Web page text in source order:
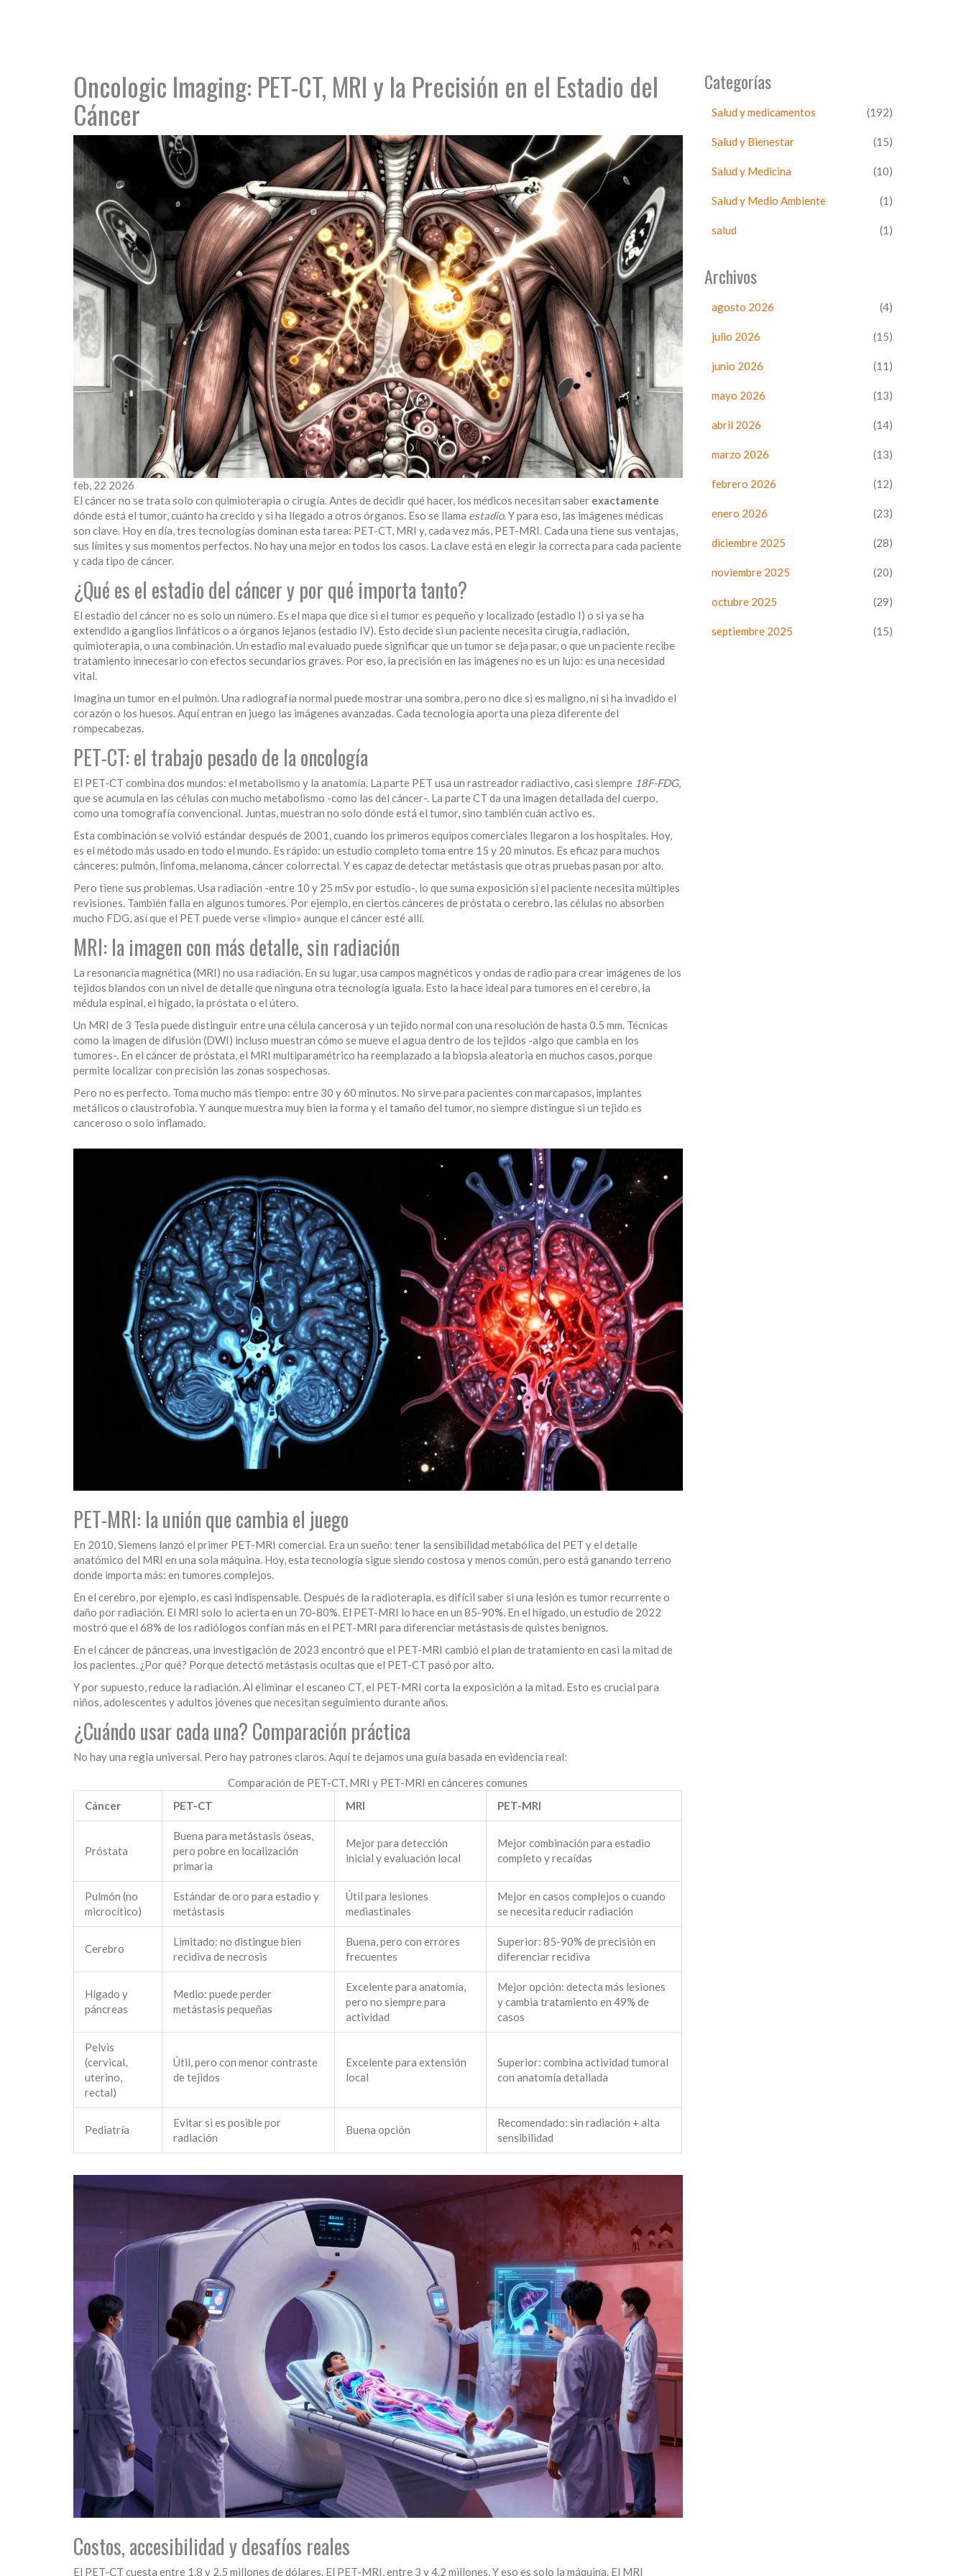
Oncologic Imaging: PET-CT, MRI y la Precisión en el Estadio del
Cáncer
feb, 22 2026
El cáncer no se trata solo con quimioterapia o cirugía. Antes de decidir qué hacer, los médicos necesitan saber exactamente
dónde está el tumor, cuánto ha crecido y si ha llegado a otros órganos. Eso se llama estadio. Y para eso, las imágenes médicas
son clave. Hoy en día, tres tecnologías dominan esta tarea: PET-CT, MRI y, cada vez más, PET-MRI. Cada una tiene sus ventajas,
sus límites y sus momentos perfectos. No hay una mejor en todos los casos. La clave está en elegir la correcta para cada paciente
y cada tipo de cáncer.
¿Qué es el estadio del cáncer y por qué importa tanto?
El estadio del cáncer no es solo un número. Es el mapa que dice si el tumor es pequeño y localizado (estadio I) o si ya se ha
extendido a ganglios linfáticos o a órganos lejanos (estadio IV). Esto decide si un paciente necesita cirugía, radiación,
quimioterapia, o una combinación. Un estadio mal evaluado puede significar que un tumor se deja pasar, o que un paciente recibe
tratamiento innecesario con efectos secundarios graves. Por eso, la precisión en las imágenes no es un lujo: es una necesidad
vital.
Imagina un tumor en el pulmón. Una radiografía normal puede mostrar una sombra, pero no dice si es maligno, ni si ha invadido el
corazón o los huesos. Aquí entran en juego las imágenes avanzadas. Cada tecnología aporta una pieza diferente del
rompecabezas.
PET-CT: el trabajo pesado de la oncología
El PET-CT combina dos mundos: el metabolismo y la anatomía. La parte PET usa un rastreador radiactivo, casi siempre 18F-FDG,
que se acumula en las células con mucho metabolismo -como las del cáncer-. La parte CT da una imagen detallada del cuerpo,
como una tomografía convencional. Juntas, muestran no solo dónde está el tumor, sino también cuán activo es.
Esta combinación se volvió estándar después de 2001, cuando los primeros equipos comerciales llegaron a los hospitales. Hoy,
es el método más usado en todo el mundo. Es rápido: un estudio completo toma entre 15 y 20 minutos. Es eficaz para muchos
cánceres: pulmón, linfoma, melanoma, cáncer colorrectal. Y es capaz de detectar metástasis que otras pruebas pasan por alto.
Pero tiene sus problemas. Usa radiación -entre 10 y 25 mSv por estudio-, lo que suma exposición si el paciente necesita múltiples
revisiones. También falla en algunos tumores. Por ejemplo, en ciertos cánceres de próstata o cerebro, las células no absorben
mucho FDG, así que el PET puede verse «limpio» aunque el cáncer esté allí.
MRI: la imagen con más detalle, sin radiación
La resonancia magnética (MRI) no usa radiación. En su lugar, usa campos magnéticos y ondas de radio para crear imágenes de los
tejidos blandos con un nivel de detalle que ninguna otra tecnología iguala. Esto la hace ideal para tumores en el cerebro, la
médula espinal, el hígado, la próstata o el útero.
Un MRI de 3 Tesla puede distinguir entre una célula cancerosa y un tejido normal con una resolución de hasta 0.5 mm. Técnicas
como la imagen de difusión (DWI) incluso muestran cómo se mueve el agua dentro de los tejidos -algo que cambia en los
tumores-. En el cáncer de próstata, el MRI multiparamétrico ha reemplazado a la biopsia aleatoria en muchos casos, porque
permite localizar con precisión las zonas sospechosas.
Pero no es perfecto. Toma mucho más tiempo: entre 30 y 60 minutos. No sirve para pacientes con marcapasos, implantes
metálicos o claustrofobia. Y aunque muestra muy bien la forma y el tamaño del tumor, no siempre distingue si un tejido es
canceroso o solo inflamado.
PET-MRI: la unión que cambia el juego
En 2010, Siemens lanzó el primer PET-MRI comercial. Era un sueño: tener la sensibilidad metabólica del PET y el detalle
anatómico del MRI en una sola máquina. Hoy, esta tecnología sigue siendo costosa y menos común, pero está ganando terreno
donde importa más: en tumores complejos.
En el cerebro, por ejemplo, es casi indispensable. Después de la radioterapia, es difícil saber si una lesión es tumor recurrente o
daño por radiación. El MRI solo lo acierta en un 70-80%. El PET-MRI lo hace en un 85-90%. En el hígado, un estudio de 2022
mostró que el 68% de los radiólogos confían más en el PET-MRI para diferenciar metástasis de quistes benignos.
En el cáncer de páncreas, una investigación de 2023 encontró que el PET-MRI cambió el plan de tratamiento en casi la mitad de
los pacientes. ¿Por qué? Porque detectó metástasis ocultas que el PET-CT pasó por alto.
Y por supuesto, reduce la radiación. Al eliminar el escaneo CT, el PET-MRI corta la exposición a la mitad. Esto es crucial para
niños, adolescentes y adultos jóvenes que necesitan seguimiento durante años.
¿Cuándo usar cada una? Comparación práctica
No hay una regla universal. Pero hay patrones claros. Aquí te dejamos una guía basada en evidencia real:
Comparación de PET-CT, MRI y PET-MRI en cánceres comunes
Cáncer
PET-CT MRI PET-MRI
Próstata
Buena para metástasis óseas,
pero pobre en localización
primaria
Mejor para detección
inicial y evaluación local
Mejor combinación para estadio
completo y recaídas
Pulmón (no
microcítico)
Estándar de oro para estadio y
metástasis
Útil para lesiones
mediastinales
Mejor en casos complejos o cuando
se necesita reducir radiación
Cerebro
Limitado: no distingue bien
recidiva de necrosis
Buena, pero con errores
frecuentes
Superior: 85-90% de precisión en
diferenciar recidiva
Hígado y
páncreas
Medio: puede perder
metástasis pequeñas
Excelente para anatomía,
pero no siempre para
actividad
Mejor opción: detecta más lesiones
y cambia tratamiento en 49% de
casos
Pelvis
(cervical,
uterino,
rectal)
Útil, pero con menor contraste
de tejidos
Excelente para extensión
local
Superior: combina actividad tumoral
con anatomía detallada
Pediatría
Evitar si es posible por
radiación
Buena opción
Recomendado: sin radiación + alta
sensibilidad
Costos, accesibilidad y desafíos reales
El PET-CT cuesta entre 1.8 y 2.5 millones de dólares. El PET-MRI, entre 3 y 4.2 millones. Y eso es solo la máquina. El MRI
Categorías
Salud y medicamentos (192)
Salud y Bienestar (15)
Salud y Medicina (10)
Salud y Medio Ambiente (1)
salud (1)
Archivos
agosto 2026 (4)
julio 2026 (15)
junio 2026 (11)
mayo 2026 (13)
abril 2026 (14)
marzo 2026 (13)
febrero 2026 (12)
enero 2026 (23)
diciembre 2025 (28)
noviembre 2025 (20)
octubre 2025 (29)
septiembre 2025 (15)